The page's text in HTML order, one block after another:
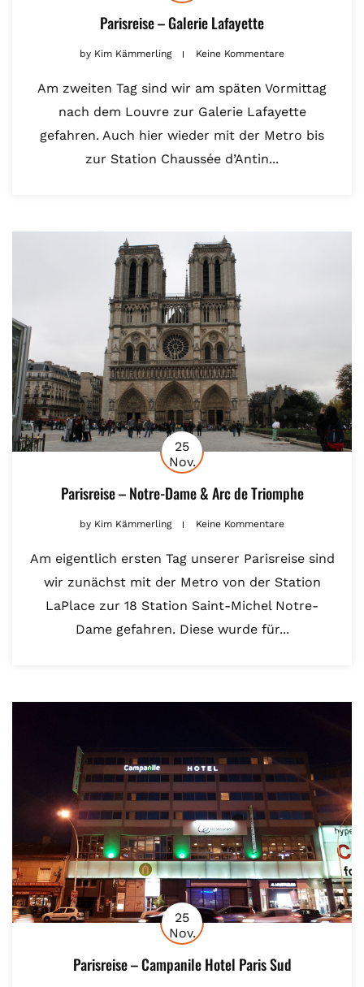
Parisreise – Galerie Lafayette
by Kim Kämmerling Keine Kommentare
Am zweiten Tag sind wir am späten Vormittag
nach dem Louvre zur Galerie Lafayette
gefahren. Auch hier wieder mit der Metro bis
zur Station Chaussée d’Antin...
25
Nov.
Parisreise – Notre-Dame & Arc de Triomphe
by Kim Kämmerling Keine Kommentare
Am eigentlich ersten Tag unserer Parisreise sind
wir zunächst mit der Metro von der Station
LaPlace zur 18 Station Saint-Michel Notre-
Dame gefahren. Diese wurde für...
25
Nov.
Parisreise – Campanile Hotel Paris Sud